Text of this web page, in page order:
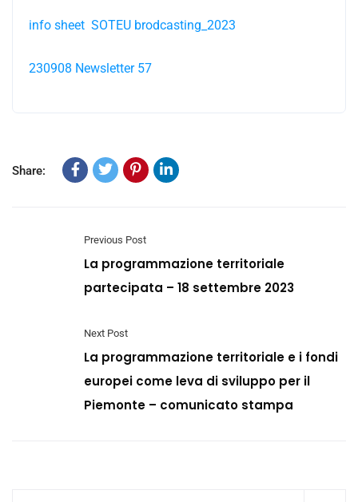
info sheet SOTEU brodcasting_2023
230908 Newsletter 57
Share:
Previous Post
La programmazione territoriale
partecipata – 18 settembre 2023
Next Post
La programmazione territoriale e i fondi
europei come leva di sviluppo per il
Piemonte – comunicato stampa